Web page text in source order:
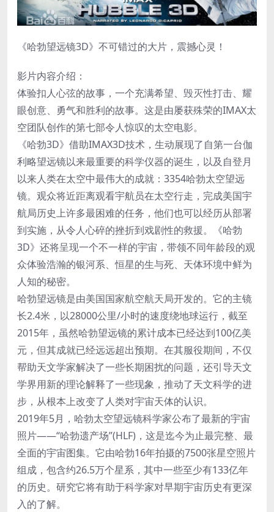
《哈勃望远镜3D》不可错过的大片，震撼心灵！
影片内容介绍：
体验扣人心弦的故事，一个充满希望、毁灭性打击、耀
眼创意、勇气和胜利的故事。这是由屡获殊荣的IMAX太
空团队创作的第七部令人惊叹的太空电影。
《哈勃3D》借助IMAX3D技术，生动展现了自第一台伽
利略望远镜以来最重要的科学仪器的诞生，以及自登月
以来人类在太空中最伟大的成就：3354哈勃太空望远
镜。观众将近距离观看宇航员在太空行走，完成美国宇
航局历史上许多最困难的任务，他们也可以经历从部署
到实施，从令人心碎的挫折到戏剧性的救援。《哈勃
3D》还将呈现一个不一样的宇宙，带领不同年龄段的观
众体验浩瀚的银河系、恒星的生与死、天体环境中鲜为
人知的秘密。
哈勃望远镜是由美国国家航空航天局开发的。它的主镜
长2.4米，以28000公里/小时的速度绕地球运行，截至
2015年，虽然哈勃望远镜的累计成本已经达到100亿美
元，但其成就已经远远超出预期。在其服役期间，不仅
帮助天文学家解决了一些长期困扰的问题，还引导天文
学界用新的理论解释了一些现象，推动了天文科学的进
步，从根本上改变了人类对宇宙天体的认识。
2019年5月，哈勃太空望远镜科学家公布了最新的宇宙
照片——“哈勃遗产场”(HLF)，这是迄今为止最完整、最
全面的宇宙图集。它由哈勃16年拍摄的7500张星空照片
组成，包含约26.5万个星系，其中一些至少有133亿年
的历史。研究它将有助于科学家对早期宇宙历史有更深
入的了解。